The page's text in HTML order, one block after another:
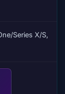
Series X/S,